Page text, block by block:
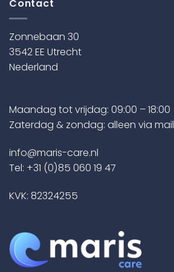
Contact
Zonnebaan 30
3542 EE Utrecht
Nederland
Maandag tot vrijdag: 09:00 – 18:00
Zaterdag & zondag: alleen via mail
info@maris-care.nl
Tel: +31 (0)85 060 19 47
KVK: 82324255